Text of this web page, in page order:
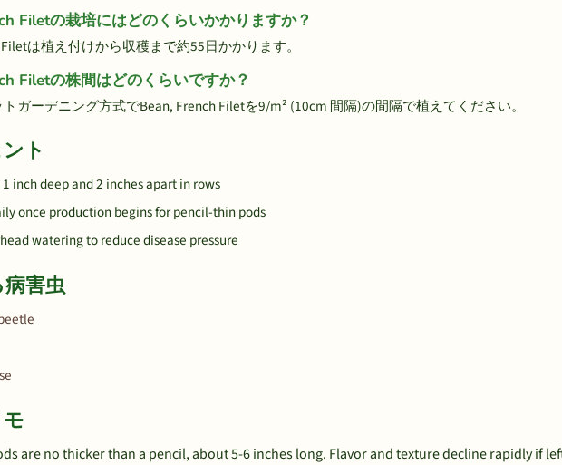
Filetの栽培にはどのくらいかかりますか？
は植え付けから収穫まで約55日かかります。
Filetの株間はどのくらいですか？
ガーデニング方式でBean, French Filetを9/m² (10cm 間隔)の間隔で植えてください。
ト
1 inch deep and 2 inches apart in rows
once production begins for pencil-thin pods
watering to reduce disease pressure
害虫
are no thicker than a pencil, about 5-6 inches long. Flavor and texture decline rapidly if